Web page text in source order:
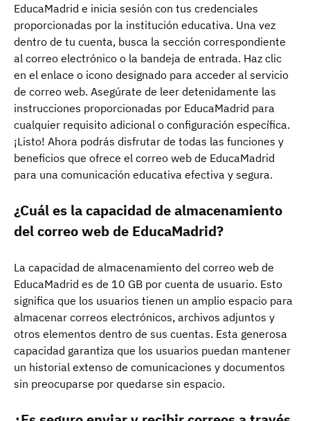
EducaMadrid e inicia sesión con tus credenciales
proporcionadas por la institución educativa. Una vez
dentro de tu cuenta, busca la sección correspondiente
al correo electrónico o la bandeja de entrada. Haz clic
en el enlace o icono designado para acceder al servicio
de correo web. Asegúrate de leer detenidamente las
instrucciones proporcionadas por EducaMadrid para
cualquier requisito adicional o configuración específica.
¡Listo! Ahora podrás disfrutar de todas las funciones y
beneficios que ofrece el correo web de EducaMadrid
para una comunicación educativa efectiva y segura.
¿Cuál es la capacidad de almacenamiento
del correo web de EducaMadrid?
La capacidad de almacenamiento del correo web de
EducaMadrid es de 10 GB por cuenta de usuario. Esto
significa que los usuarios tienen un amplio espacio para
almacenar correos electrónicos, archivos adjuntos y
otros elementos dentro de sus cuentas. Esta generosa
capacidad garantiza que los usuarios puedan mantener
un historial extenso de comunicaciones y documentos
sin preocuparse por quedarse sin espacio.